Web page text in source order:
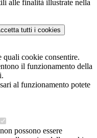
alle finalità illustrate nella
tutti i cookies
quali cookie consentire.
il funzionamento della
al funzionamento potete
possono essere